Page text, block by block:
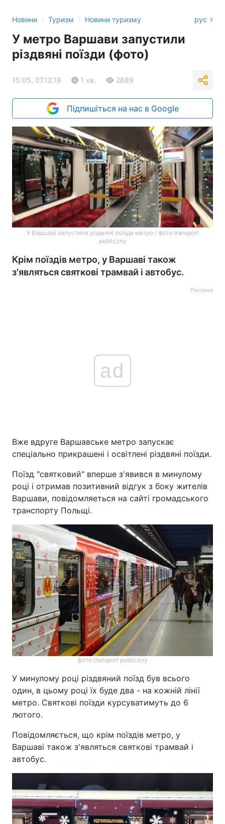
Новини › Туризм › Новини туризму рус
У метро Варшави запустили
різдвяні поїзди (фото)
15:05, 07.12.18 1 хв. 2889
Підпишіться на нас в Google
У Варшаві запустили різдвяні поїзди метро / фото transport
publiczny
Крім поїздів метро, у Варшаві також
з'являться святкові трамвай і автобус.
Реклама
ad
Вже вдруге Варшавське метро запускає
спеціально прикрашені і освітлені різдвяні поїзди.
Поїзд "святковий" вперше з'явився в минулому
році і отримав позитивний відгук з боку жителів
Варшави, повідомляеться на сайті громадського
транспорту Польщі.
фото transport publiczny
У минулому році різдвяний поїзд був всього
один, в цьому році їх буде два - на кожній лінії
метро. Святкові поїзди курсуватимуть до 6
лютого.
Повідомляється, що крім поїздів метро, у
Варшаві також з'являться святкові трамвай і
автобус.